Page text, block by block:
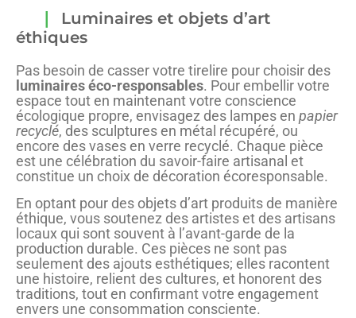
Luminaires et objets d’art
éthiques
Pas besoin de casser votre tirelire pour choisir des
luminaires éco-responsables. Pour embellir votre
espace tout en maintenant votre conscience
écologique propre, envisagez des lampes en papier
recyclé, des sculptures en métal récupéré, ou
encore des vases en verre recyclé. Chaque pièce
est une célébration du savoir-faire artisanal et
constitue un choix de décoration écoresponsable.
En optant pour des objets d’art produits de manière
éthique, vous soutenez des artistes et des artisans
locaux qui sont souvent à l’avant-garde de la
production durable. Ces pièces ne sont pas
seulement des ajouts esthétiques; elles racontent
une histoire, relient des cultures, et honorent des
traditions, tout en confirmant votre engagement
envers une consommation consciente.